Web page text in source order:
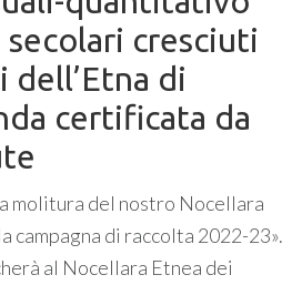
cresciuti
dell’Etna di
certificata da
molitura del nostro Nocellara
campagna di raccolta 2022-23».
al Nocellara Etnea dei